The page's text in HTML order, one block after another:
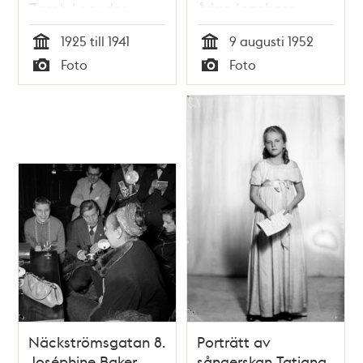
Zarah Leander
Tid
1925 till 1941
Typ
Foto
åriga Ingeborg
Nyberg från
Sundsvall som
framfört 2 sånger
intervjuas av Folke
Tid
9 augusti 1952
Typ
Foto
Näckströmsgatan 8.
Porträtt av